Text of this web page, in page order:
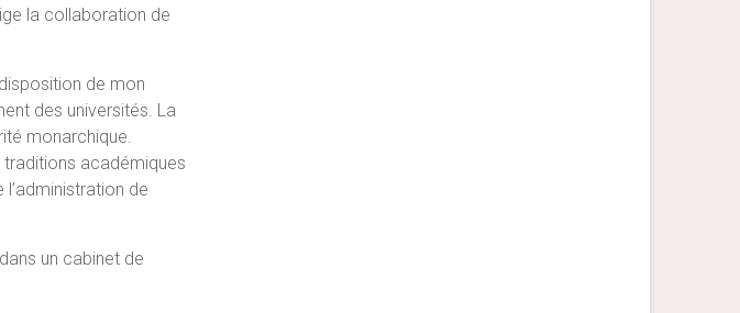
la collaboration de
de mon
des universités. La
monarchique.
traditions académiques
de
un cabinet de